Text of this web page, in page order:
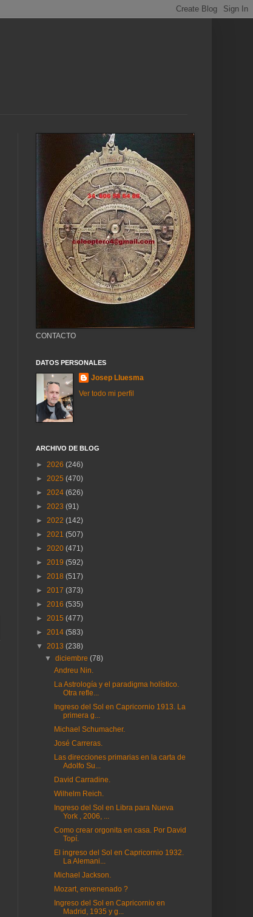
CONTACTO
DATOS PERSONALES
Josep Lluesma
Ver todo mi perfil
ARCHIVO DE BLOG
► 2026 (246)
► 2025 (470)
► 2024 (626)
► 2023 (91)
► 2022 (142)
► 2021 (507)
► 2020 (471)
► 2019 (592)
► 2018 (517)
► 2017 (373)
► 2016 (535)
► 2015 (477)
► 2014 (583)
▼ 2013 (238)
▼diciembre(78)
Andreu Nin.
La Astrología y el paradigma holístico.
Otra refle...
Ingreso del Sol en Capricornio 1913. La
primera g...
Michael Schumacher.
José Carreras.
Las direcciones primarias en la carta de
Adolfo Su...
David Carradine.
Wilhelm Reich.
Ingreso del Sol en Libra para Nueva
York , 2006, ...
Como crear orgonita en casa. Por David
Topí.
El ingreso del Sol en Capricornio 1932.
La Alemani...
Michael Jackson.
Mozart, envenenado ?
Ingreso del Sol en Capricornio en
Madrid, 1935 y g...